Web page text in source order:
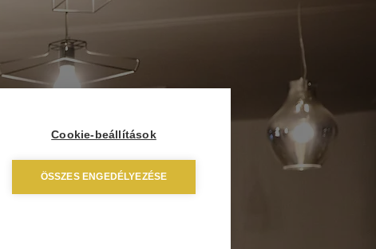
Cookie-beállítások
ÖSSZES ENGEDÉLYEZÉSE